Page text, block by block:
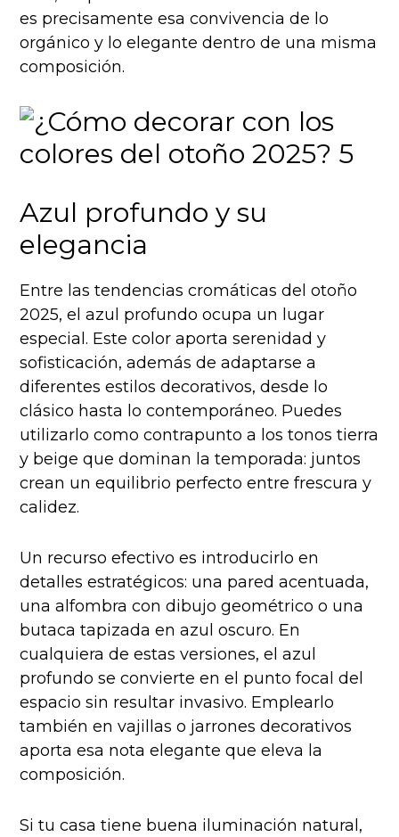
es precisamente esa convivencia de lo
orgánico y lo elegante dentro de una misma
composición.
Azul profundo y su
elegancia
Entre las tendencias cromáticas del otoño
2025, el azul profundo ocupa un lugar
especial. Este color aporta serenidad y
sofisticación, además de adaptarse a
diferentes estilos decorativos, desde lo
clásico hasta lo contemporáneo. Puedes
utilizarlo como contrapunto a los tonos tierra
y beige que dominan la temporada: juntos
crean un equilibrio perfecto entre frescura y
calidez.
Un recurso efectivo es introducirlo en
detalles estratégicos: una pared acentuada,
una alfombra con dibujo geométrico o una
butaca tapizada en azul oscuro. En
cualquiera de estas versiones, el azul
profundo se convierte en el punto focal del
espacio sin resultar invasivo. Emplearlo
también en vajillas o jarrones decorativos
aporta esa nota elegante que eleva la
composición.
Si tu casa tiene buena iluminación natural,